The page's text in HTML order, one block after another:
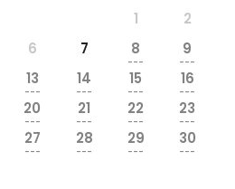
1
2
6 7 8
---
9
---
13
---
14
---
15
---
16
---
20
---
21
---
22
---
23
---
27
---
28
---
29
---
30
---